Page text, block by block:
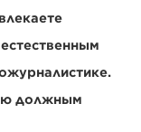
должным